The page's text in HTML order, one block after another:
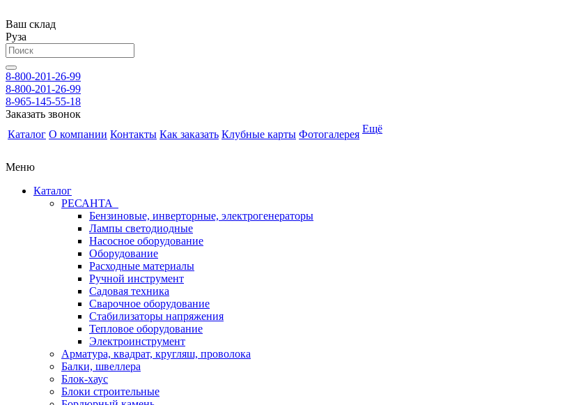
Ваш склад
Руза
8-800-201-26-99
8-800-201-26-99
8-965-145-55-18
Заказать звонок
Каталог О компании Контакты Как заказать Клубные карты Фотогалерея Ещё
Меню
Каталог
РЕСАНТА
Бензиновые, инверторные, электрогенераторы
Лампы светодиодные
Насосное оборудование
Оборудование
Расходные материалы
Ручной инструмент
Садовая техника
Сварочное оборудование
Стабилизаторы напряжения
Тепловое оборудование
Электроинструмент
Арматура, квадрат, кругляш, проволока
Балки, швеллера
Блок-хаус
Блоки строительные